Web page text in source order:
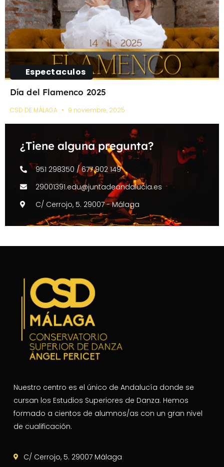
Espectaculos
Día del Flamenco 2025
CSD DE MÁLAGA 9 noviembre, 2025
¿Tiene alguna pregunta?
951 298350 / 677 902 149
29001391.edu@juntadeandalucia.es
C/ Cerrojo, 5. 29007 - Málaga
Nuestro centro es el único de Andalucía donde se
cursan los Estudios Superiores de Danza. Hemos
formado a cientos de alumnos/as con un gran nivel
de cualificación.
C/ Cerrojo, 5. 29007 Málaga